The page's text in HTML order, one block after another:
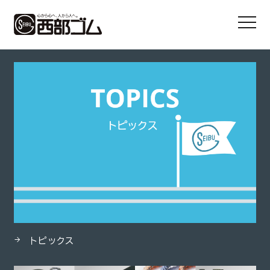
HOME 製品
トピックス